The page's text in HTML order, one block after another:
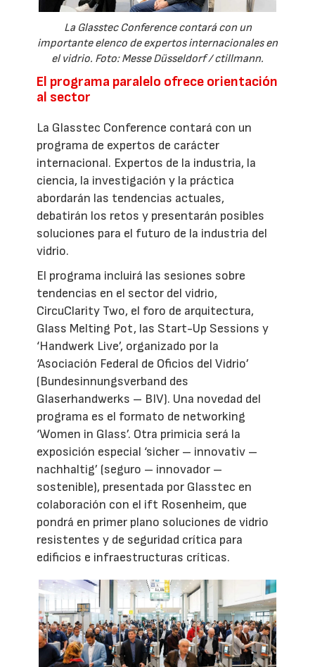
La Glasstec Conference contará con un
importante elenco de expertos internacionales en
el vidrio. Foto: Messe Düsseldorf / ctillmann.
El programa paralelo ofrece orientación
al sector
La Glasstec Conference contará con un
programa de expertos de carácter
internacional. Expertos de la industria, la
ciencia, la investigación y la práctica
abordarán las tendencias actuales,
debatirán los retos y presentarán posibles
soluciones para el futuro de la industria del
vidrio.
El programa incluirá las sesiones sobre
tendencias en el sector del vidrio,
CircuClarity Two, el foro de arquitectura,
Glass Melting Pot, las Start-Up Sessions y
‘Handwerk Live’, organizado por la
‘Asociación Federal de Oficios del Vidrio’
(Bundesinnungsverband des
Glaserhandwerks – BIV). Una novedad del
programa es el formato de networking
‘Women in Glass’. Otra primicia será la
exposición especial ‘sicher – innovativ –
nachhaltig’ (seguro – innovador –
sostenible), presentada por Glasstec en
colaboración con el ift Rosenheim, que
pondrá en primer plano soluciones de vidrio
resistentes y de seguridad crítica para
edificios e infraestructuras críticas.